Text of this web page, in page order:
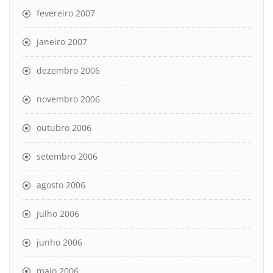
fevereiro 2007
janeiro 2007
dezembro 2006
novembro 2006
outubro 2006
setembro 2006
agosto 2006
julho 2006
junho 2006